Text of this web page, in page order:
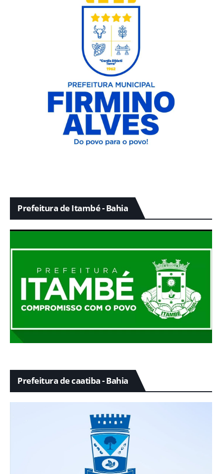
Prefeitura de Itambé - Bahia
Prefeitura de caatiba - Bahia